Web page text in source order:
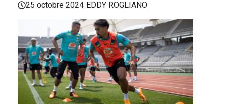
25 octobre 2024 EDDY ROGLIANO